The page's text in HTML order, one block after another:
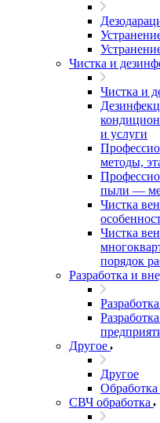
Чистка и
Чистка и
и услуги
методы,
пыли —
Чистка
Чистка
порядок
Разработка и
Другое
Другое
Обработка
СВЧ обработка